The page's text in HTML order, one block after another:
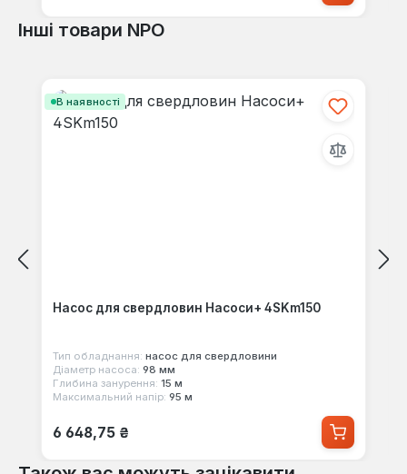
Інші товари NPO
В наявності
Насос для свердловин Насоси+ 4SKm150
Тип обладнання: насос для свердловини
Діаметр насоса: 98 мм
Глибина занурення: 15 м
Максимальний напір: 95 м
Звичайна ціна:
6 648,75 ₴